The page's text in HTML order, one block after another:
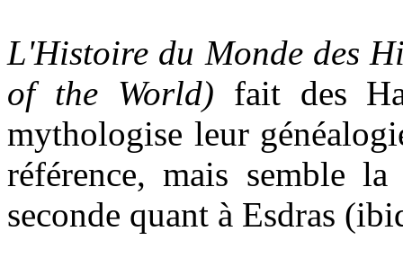
L'Histoire du Monde des
of the World) fait des
mythologise leur
référence, mais semble
seconde quant à Esdras